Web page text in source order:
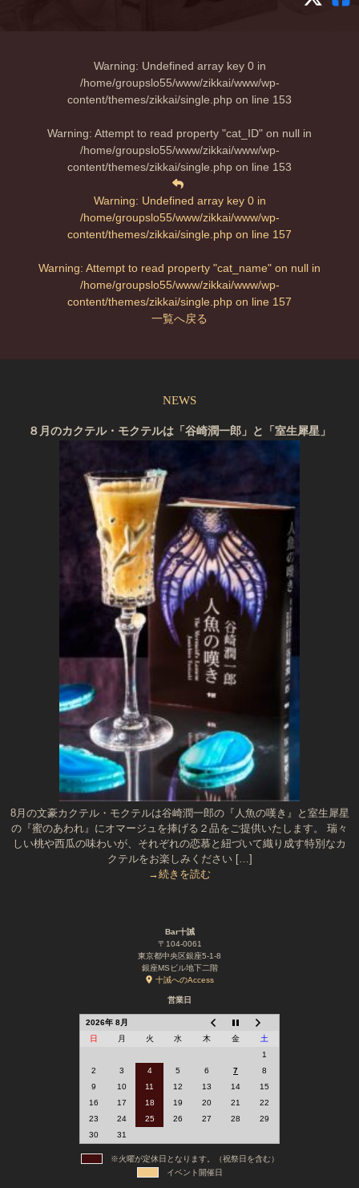
Warning: Undefined array key 0 in
/home/groupslo55/www/zikkai/www/wp-
content/themes/zikkai/single.php on line 153
Warning: Attempt to read property "cat_ID" on null in
/home/groupslo55/www/zikkai/www/wp-
content/themes/zikkai/single.php on line 153
Warning: Undefined array key 0 in
/home/groupslo55/www/zikkai/www/wp-
content/themes/zikkai/single.php on line 157
Warning: Attempt to read property "cat_name" on null in
/home/groupslo55/www/zikkai/www/wp-
content/themes/zikkai/single.php on line 157
一覧へ戻る
NEWS
８月のカクテル・モクテルは「谷崎潤一郎」と「室生犀星」
8月の文豪カクテル・モクテルは谷崎潤一郎の『人魚の嘆き』と室生犀星
の『蜜のあわれ』にオマージュを捧げる２品をご提供いたします。 瑞々
しい桃や西瓜の味わいが、それぞれの恋慕と紐づいて織り成す特別なカ
クテルをお楽しみください […]
→続きを読む
Bar十誡
〒104-0061
東京都中央区銀座5-1-8
銀座MSビル地下二階
十誡へのAccess
営業日
2026年 8月
日
月 火 水 木 金
土
1
2
3 4 5 6 7
8
9
10 11 12 13 14
15
16
17 18 19 20 21
22
23
24 25 26 27 28
29
30
31
※火曜が定休日となります。（祝祭日を含む）
イベント開催日